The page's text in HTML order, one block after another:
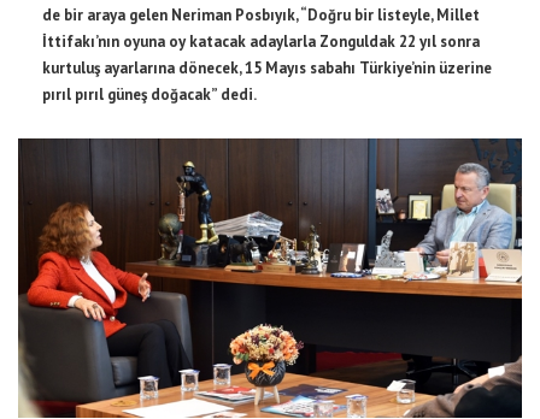
de bir araya gelen Neriman Posbıyık, “Doğru bir listeyle, Millet
İttifakı’nın oyuna oy katacak adaylarla Zonguldak 22 yıl sonra
kurtuluş ayarlarına dönecek, 15 Mayıs sabahı Türkiye’nin üzerine
pırıl pırıl güneş doğacak” dedi.